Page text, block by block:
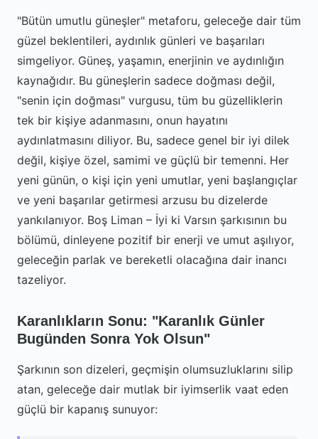
"Bütün umutlu güneşler" metaforu, geleceğe dair tüm
güzel beklentileri, aydınlık günleri ve başarıları
simgeliyor. Güneş, yaşamın, enerjinin ve aydınlığın
kaynağıdır. Bu güneşlerin sadece doğması değil,
"senin için doğması" vurgusu, tüm bu güzelliklerin
tek bir kişiye adanmasını, onun hayatını
aydınlatmasını diliyor. Bu, sadece genel bir iyi dilek
değil, kişiye özel, samimi ve güçlü bir temenni. Her
yeni günün, o kişi için yeni umutlar, yeni başlangıçlar
ve yeni başarılar getirmesi arzusu bu dizelerde
yankılanıyor. Boş Liman – İyi ki Varsın şarkısının bu
bölümü, dinleyene pozitif bir enerji ve umut aşılıyor,
geleceğin parlak ve bereketli olacağına dair inancı
tazeliyor.
Karanlıkların Sonu: "Karanlık Günler
Bugünden Sonra Yok Olsun"
Şarkının son dizeleri, geçmişin olumsuzluklarını silip
atan, geleceğe dair mutlak bir iyimserlik vaat eden
güçlü bir kapanış sunuyor: